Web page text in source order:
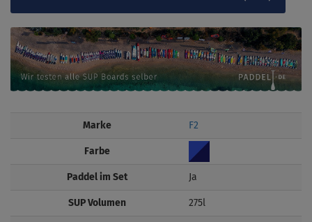
Marke F2
Farbe
Paddel im Set Ja
SUP Volumen 275l